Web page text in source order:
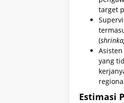
target
(
yang
Estimasi